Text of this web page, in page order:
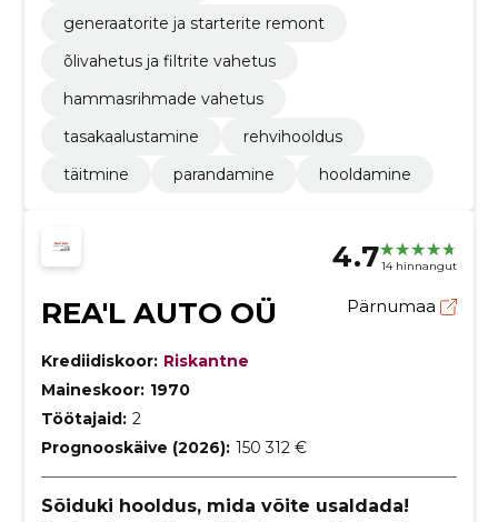
generaatorite ja starterite remont
õlivahetus ja filtrite vahetus
hammasrihmade vahetus
tasakaalustamine
rehvihooldus
täitmine
parandamine hooldamine
4.714 hinnangut
REA'L AUTO OÜ Pärnumaa
Krediidiskoor: Riskantne
Maineskoor: 1970
Töötajaid: 2
Prognooskäive (2026): 150 312 €
Sõiduki hooldus, mida võite usaldada!